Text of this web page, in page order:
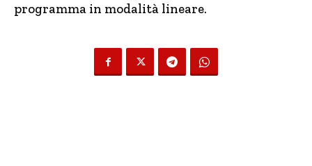
programma in modalità lineare.